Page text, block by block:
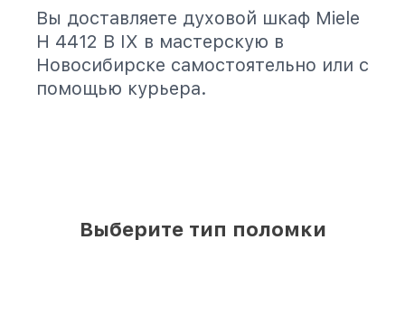
Вы доставляете духовой шкаф Miele
H 4412 B IX в мастерскую в
Новосибирске самостоятельно или с
помощью курьера.
Выберите тип поломки